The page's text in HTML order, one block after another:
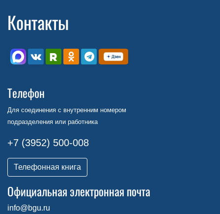
Контакты
Телефон
Для соединения с внутренним номером
подразделения или работника
+7 (3952) 500-008
Телефонная книга
Официальная электронная почта
info@bgu.ru